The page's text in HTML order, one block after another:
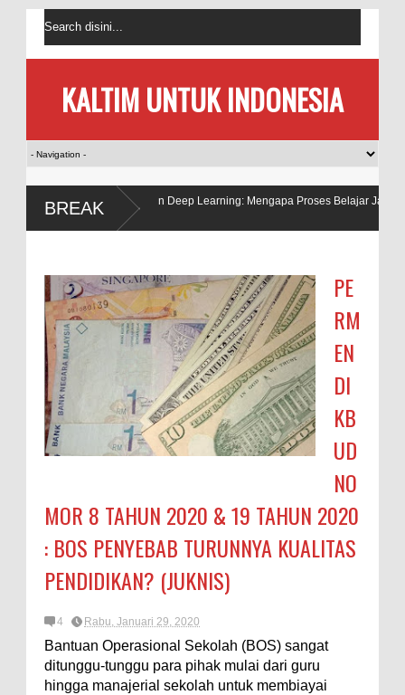
KALTIM UNTUK INDONESIA
BREAK
Meniti Jalan Deep Learning: Mengapa Proses Belajar Jauh Lebih Penting dari
Nilai Akhir
PE
RM
EN
DI
KB
UD
NO
MOR 8 TAHUN 2020 & 19 TAHUN 2020
: BOS PENYEBAB TURUNNYA KUALITAS
PENDIDIKAN? (JUKNIS)
4 Rabu, Januari 29, 2020
Bantuan Operasional Sekolah (BOS) sangat
ditunggu-tunggu para pihak mulai dari guru
hingga manajerial sekolah untuk membiayai